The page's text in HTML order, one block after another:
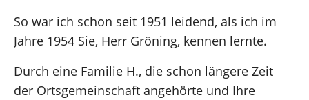
So war ich schon seit 1951 leidend, als ich im
Jahre 1954 Sie, Herr Gröning, kennen lernte.
Durch eine Familie H., die schon längere Zeit
der Ortsgemeinschaft angehörte und Ihre